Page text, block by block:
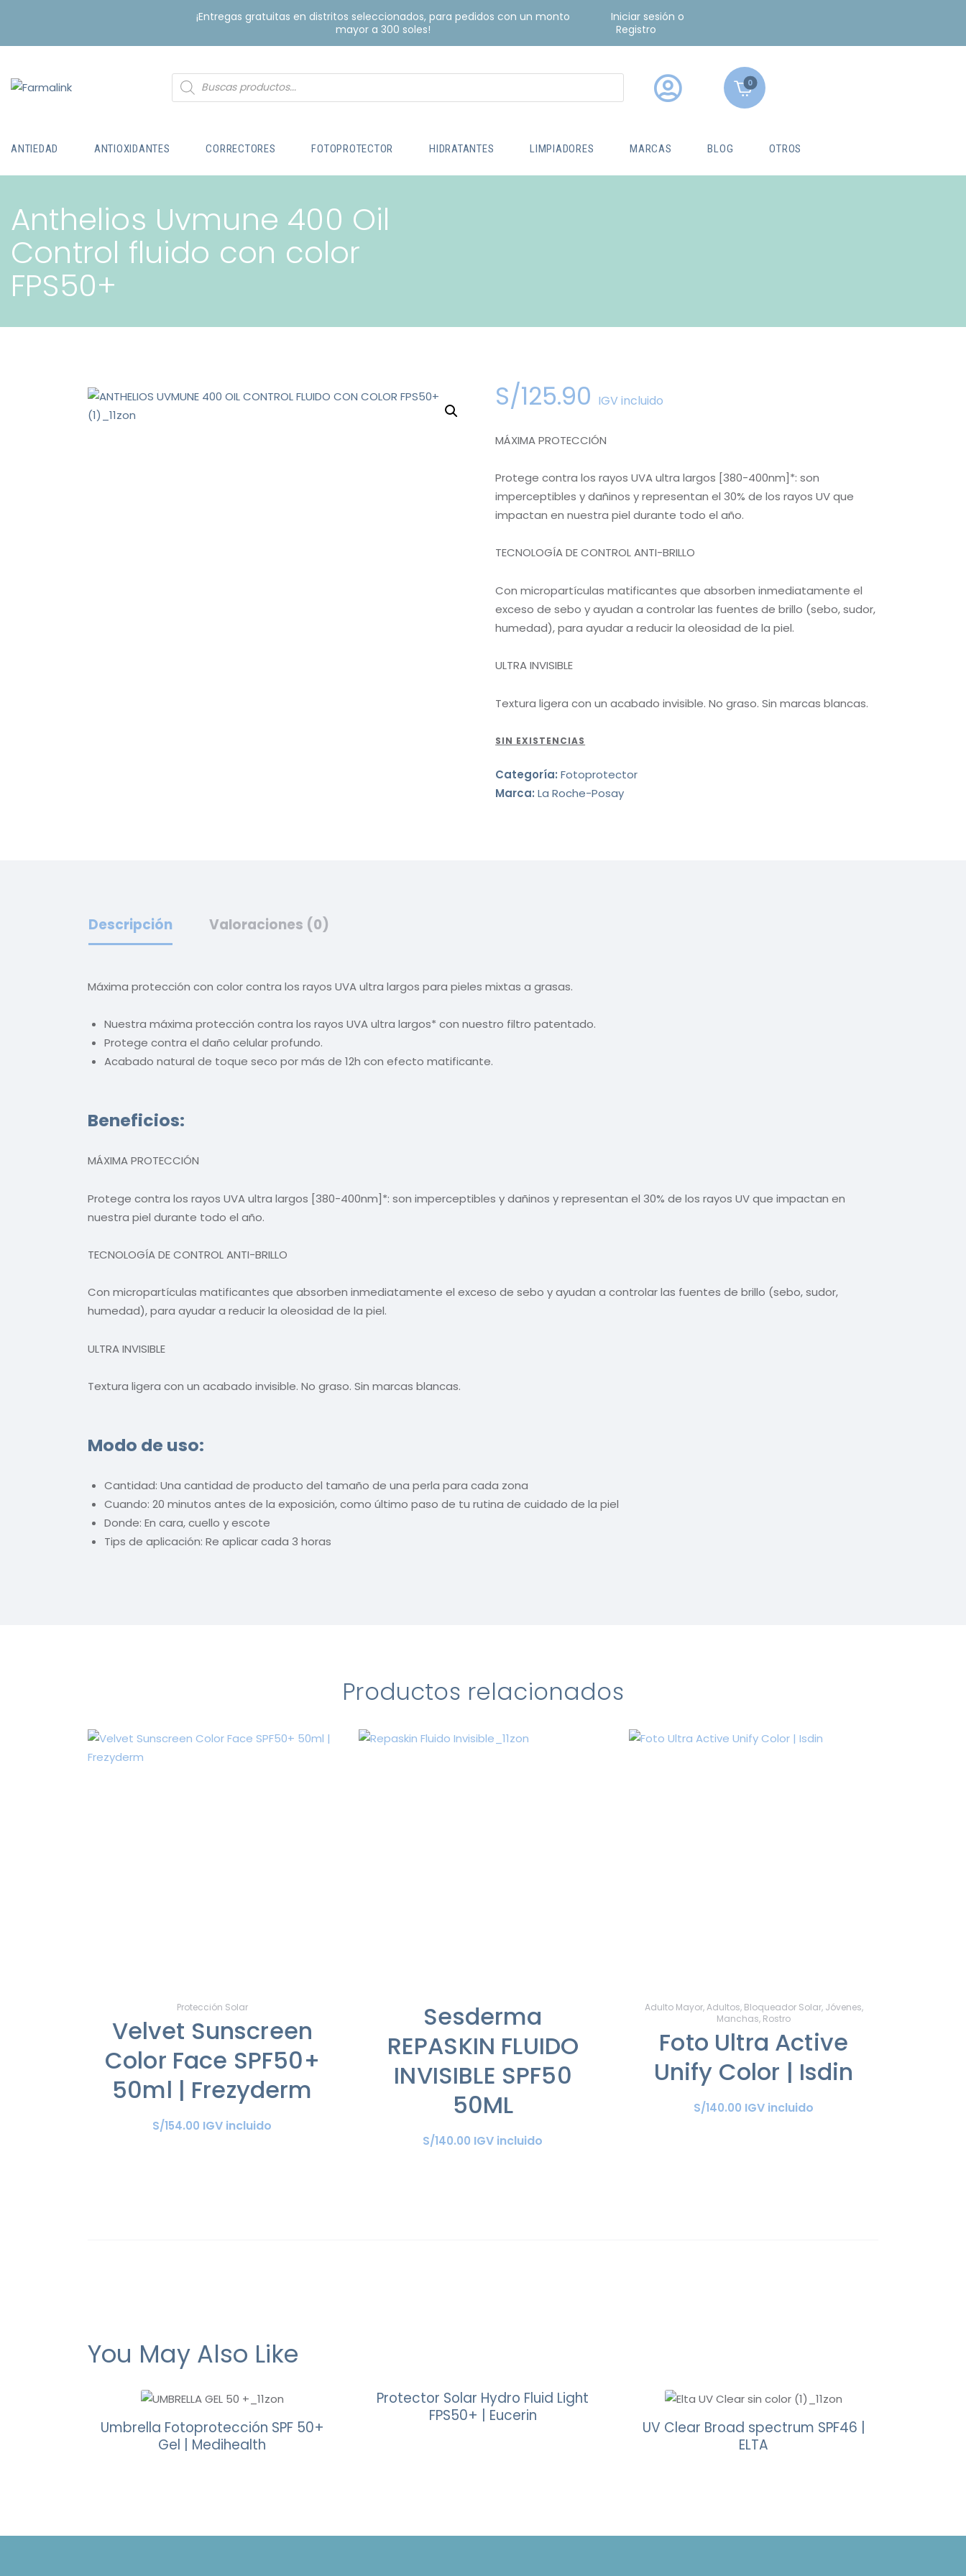
¡Entregas gratuitas en distritos seleccionados, para pedidos con un monto
mayor a 300 soles!
Iniciar sesión o
Registro
0
ANTIEDAD ANTIOXIDANTES CORRECTORES FOTOPROTECTOR HIDRATANTES LIMPIADORES MARCAS BLOG OTROS
Anthelios Uvmune 400 Oil
Control fluido con color
FPS50+
S/125.90 IGV incluido
MÁXIMA PROTECCIÓN
Protege contra los rayos UVA ultra largos [380-400nm]*: son
imperceptibles y dañinos y representan el 30% de los rayos UV que
impactan en nuestra piel durante todo el año.
TECNOLOGÍA DE CONTROL ANTI-BRILLO
Con micropartículas matificantes que absorben inmediatamente el
exceso de sebo y ayudan a controlar las fuentes de brillo (sebo, sudor,
humedad), para ayudar a reducir la oleosidad de la piel.
ULTRA INVISIBLE
Textura ligera con un acabado invisible. No graso. Sin marcas blancas.
SIN EXISTENCIAS
Categoría:Fotoprotector
Marca:La Roche-Posay
Descripción Valoraciones (0)
Máxima protección con color contra los rayos UVA ultra largos para pieles mixtas a grasas.
Nuestra máxima protección contra los rayos UVA ultra largos* con nuestro filtro patentado.
Protege contra el daño celular profundo.
Acabado natural de toque seco por más de 12h con efecto matificante.
Beneficios:
MÁXIMA PROTECCIÓN
Protege contra los rayos UVA ultra largos [380-400nm]*: son imperceptibles y dañinos y representan el 30% de los rayos UV que impactan en
nuestra piel durante todo el año.
TECNOLOGÍA DE CONTROL ANTI-BRILLO
Con micropartículas matificantes que absorben inmediatamente el exceso de sebo y ayudan a controlar las fuentes de brillo (sebo, sudor,
humedad), para ayudar a reducir la oleosidad de la piel.
ULTRA INVISIBLE
Textura ligera con un acabado invisible. No graso. Sin marcas blancas.
Modo de uso:
Cantidad: Una cantidad de producto del tamaño de una perla para cada zona
Cuando: 20 minutos antes de la exposición, como último paso de tu rutina de cuidado de la piel
Donde: En cara, cuello y escote
Tips de aplicación: Re aplicar cada 3 horas
Productos relacionados
Protección Solar
Velvet Sunscreen
Color Face SPF50+
50ml | Frezyderm
S/154.00 IGV incluido
Sesderma
REPASKIN FLUIDO
INVISIBLE SPF50
50ML
S/140.00 IGV incluido
Adulto Mayor,Adultos, Bloqueador Solar, Jóvenes,
Manchas, Rostro
Foto Ultra Active
Unify Color | Isdin
S/140.00 IGV incluido
You May Also Like
Umbrella Fotoprotección SPF 50+
Gel | Medihealth
Protector Solar Hydro Fluid Light
FPS50+ | Eucerin
UV Clear Broad spectrum SPF46 |
ELTA